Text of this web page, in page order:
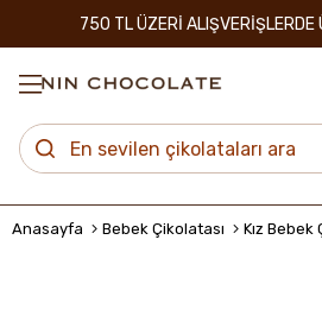
750 TL ÜZERİ ALIŞVERİŞLERDE
Anasayfa Bebek Çikolatası Kız Bebek